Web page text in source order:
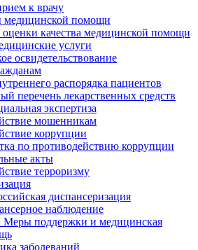
к врачу
помощи
оценки качества медицинской помощи
услуги
освидетельствование
распорядка пациентов
перечень лекарственных средств
экспертиза
мошенникам
коррупции
по противодействию коррупции
акты
терроризму
диспансеризация
наблюдение
поддержки и медицинская
заболеваний